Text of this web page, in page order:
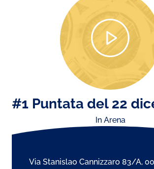
In Arena
Via Stanislao Cannizzaro 83/A,